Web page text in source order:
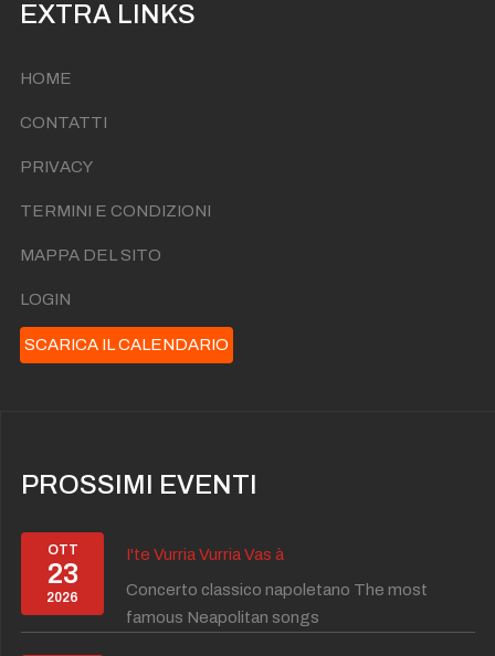
EXTRA LINKS
HOME
CONTATTI
PRIVACY
TERMINI E CONDIZIONI
MAPPA DEL SITO
LOGIN
SCARICA IL CALENDARIO
PROSSIMI EVENTI
OTT
23
2026
I'te Vurria Vurria Vas à
Concerto classico napoletano The most
famous Neapolitan songs